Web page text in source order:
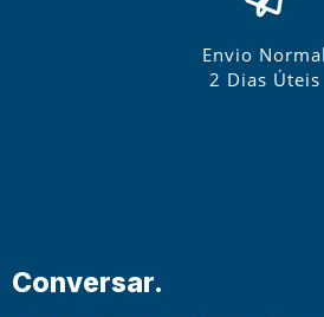
Envio Normal
2 Dias Úteis
Conversar.